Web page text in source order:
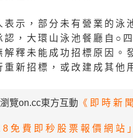
表示，部分未有營業的泳
認，大環山泳池餐廳自○
解釋未能成功招標原因。
重新招標，或改建成其他
覽on.cc東方互動 《即時新
免費即秒股票報價網站